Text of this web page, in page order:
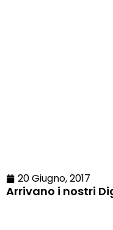
20 Giugno, 2017
Arrivano i nostri